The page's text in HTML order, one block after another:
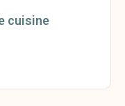
cuisine